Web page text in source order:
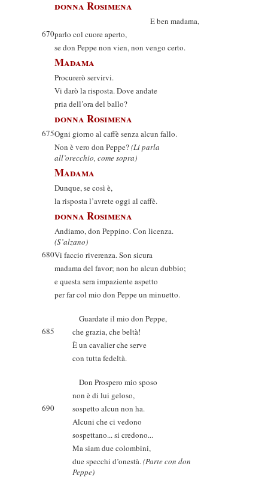
donna Rosimena
E ben madama,
670parlo col cuore aperto,
se don Peppe non vien, non vengo certo.
Madama
Procurerò servirvi.
Vi darò la risposta. Dove andate
pria dell’ora del ballo?
donna Rosimena
675Ogni giorno al caffè senza alcun fallo.
Non è vero don Peppe?(Li parla
all’orecchio, come sopra)
Madama
Dunque, se così è,
la risposta l’avrete oggi al caffè.
donna Rosimena
Andiamo, don Peppino. Con licenza.
(S’alzano)
680Vi faccio riverenza. Son sicura
madama del favor; non ho alcun dubbio;
e questa sera impaziente aspetto
per far col mio don Peppe un minuetto.
Guardate il mio don Peppe,
685
che grazia, che beltà!
È un cavalier che serve
con tutta fedeltà.
Don Prospero mio sposo
non è di lui geloso,
690
sospetto alcun non ha.
Alcuni che ci vedono
sospettano... si credono...
Ma siam due colombini,
due specchi d’onestà.(Parte con don
Peppe)